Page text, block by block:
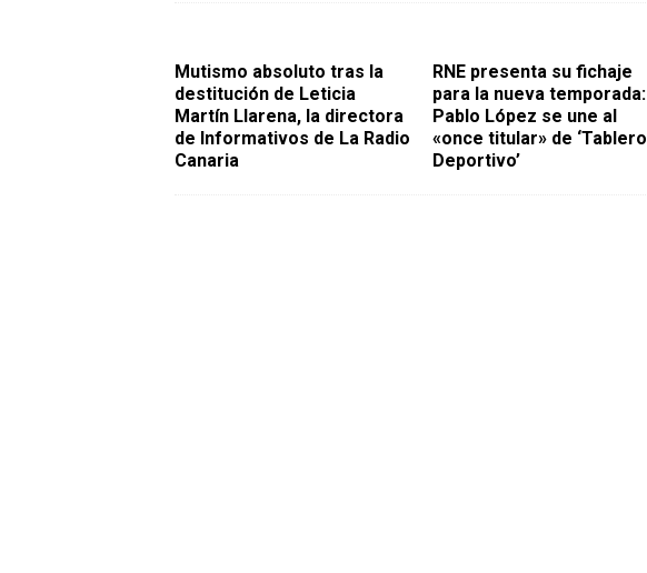
Mutismo absoluto tras la
destitución de Leticia
Martín Llarena, la directora
de Informativos de La Radio
Canaria
RNE presenta su fichaje
para la nueva temporada:
Pablo López se une al
«once titular» de ‘Tablero
Deportivo’